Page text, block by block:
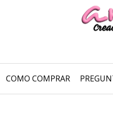
COMO COMPRAR